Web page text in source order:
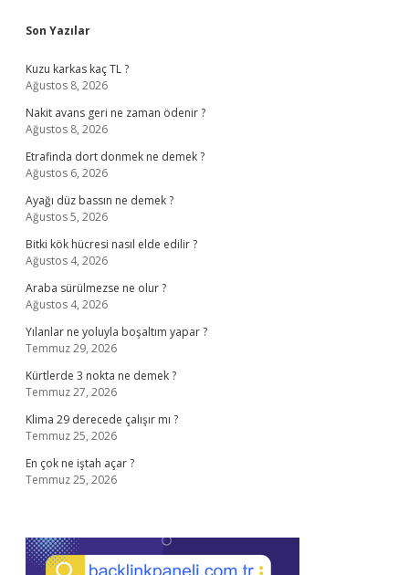
Sidebar
Son Yazılar
Kuzu karkas kaç TL ?
Ağustos 8, 2026
Nakit avans geri ne zaman ödenir ?
Ağustos 8, 2026
Etrafinda dort donmek ne demek ?
Ağustos 6, 2026
Ayağı düz bassın ne demek ?
Ağustos 5, 2026
Bitki kök hücresi nasıl elde edilir ?
Ağustos 4, 2026
Araba sürülmezse ne olur ?
Ağustos 4, 2026
Yılanlar ne yoluyla boşaltım yapar ?
Temmuz 29, 2026
Kürtlerde 3 nokta ne demek ?
Temmuz 27, 2026
Klima 29 derecede çalışır mı ?
Temmuz 25, 2026
En çok ne iştah açar ?
Temmuz 25, 2026